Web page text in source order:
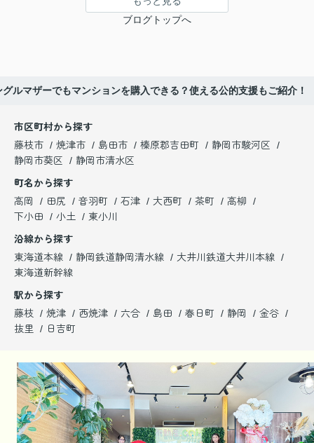
ブログトップへ
グルマザーでもマンションを購入できる？使える公的支援もご紹介！
市区町村から探す
藤枝市
焼津市 島田市 榛原郡吉田町
静岡市駿河区
静岡市葵区
静岡市清水区
町名から探す
高岡
田尻 音羽町 石津 大西町 茶町
高柳
下小田
小土
東小川
沿線から探す
東海道本線
静岡鉄道静岡清水線
大井川鉄道大井川本線
東海道新幹線
駅から探す
藤枝
焼津 西焼津 六合 島田 春日町 静岡
金谷
抜里
日吉町